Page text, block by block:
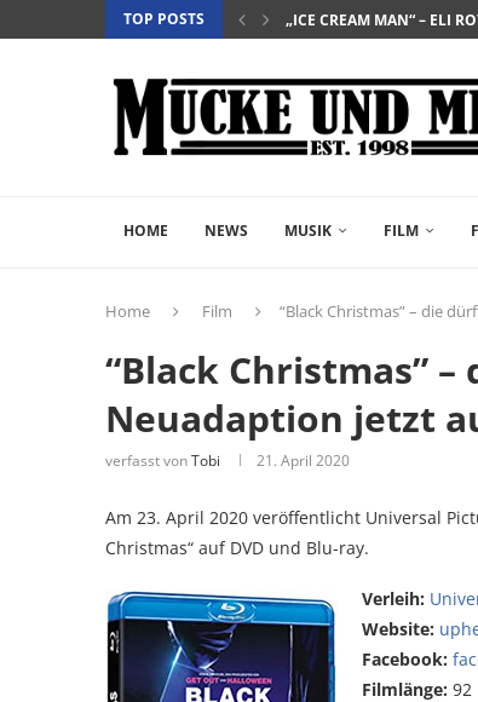
TOP POSTS
„EVERYTIME“ –
„NIGHTBORN“ – WENN
„INSIDIOUS: OUT OF THE
„THE FAST AND THE
„SALZ UND WASSER –
„PALÄSTINA 36“ – DAS
„GELIEBTER SPINNER“ –
HOME NEWS MUSIK FILM
Home Film “Black Christmas” – die
“Black Christmas”
Neuadaption jetzt
verfasst vonTobi 21. April 2020
Am 23. April 2020 veröffentlicht Universal
Christmas“ auf DVD und Blu-ray.
Verleih:
Website:
Facebook:
Filmlänge: 92